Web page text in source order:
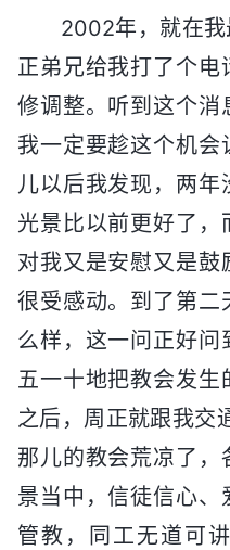
2002年，就在我
正弟兄给我打了个电
修调整。听到这个消
我一定要趁这个机会
儿以后我发现，两
光景比以前更好了
对我又是安慰又是
很受感动。到了第二
么样，这一问正好
五一十地把教会发
之后，周正就跟我交
那儿的教会荒凉了
景当中，信徒信心、
管教，同工无道可